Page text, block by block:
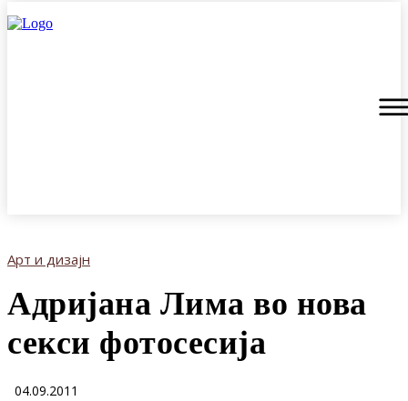
Арт и дизајн
Адријана Лима во нова
секси фотосесија
04.09.2011